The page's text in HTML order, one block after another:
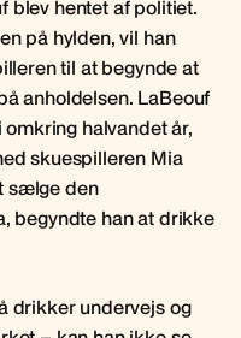
blev hentet af politiet.
på hylden, vil han
til at begynde at
anholdelsen. LaBeouf
halvandet år,
skuespilleren Mia
sælge den
begyndte han at drikke
drikker undervejs og